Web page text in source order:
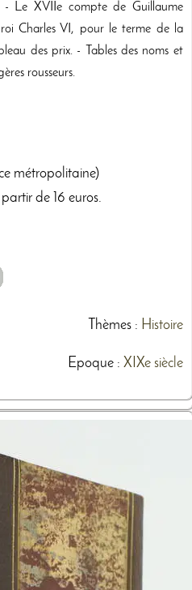
Le XVIIe compte de Guillaume
Charles VI, pour le terme de la
des prix. - Tables des noms et
rousseurs.
métropolitaine)
de 16 euros.
Thèmes: Histoire
Epoque : XIXe siècle